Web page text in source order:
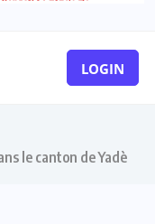
LOGIN
le canton de Yadè